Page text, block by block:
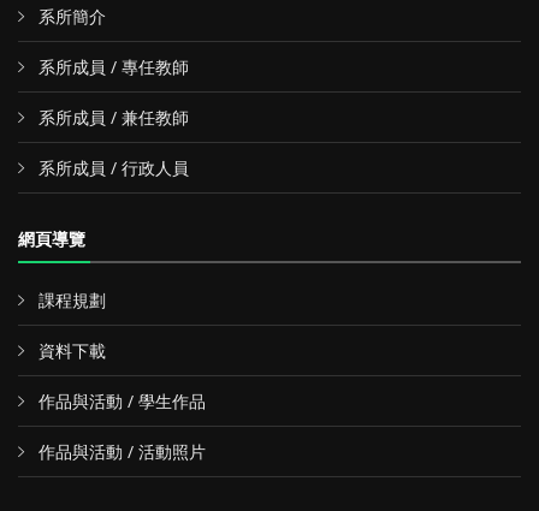
系所簡介
系所成員 / 專任教師
系所成員 / 兼任教師
系所成員 / 行政人員
網頁導覽
課程規劃
資料下載
作品與活動 / 學生作品
作品與活動 / 活動照片